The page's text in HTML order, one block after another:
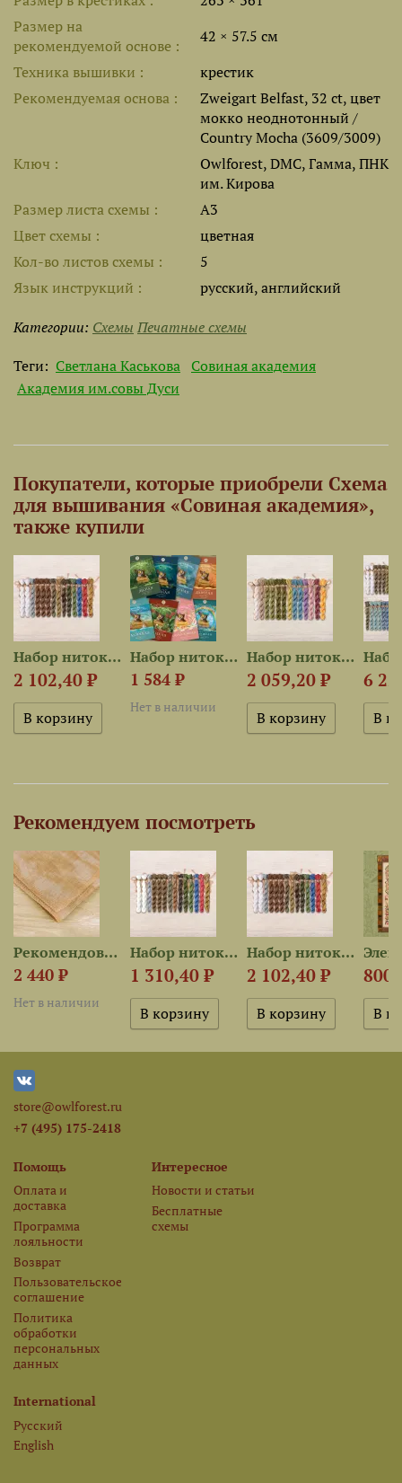
Размер на
рекомендуемой основе
42 × 57.5 см
Техника вышивки
крестик
Рекомендуемая основа
Zweigart Belfast, 32 ct, цвет
мокко неоднотонный /
Country Mocha (3609/3009)
Ключ
Owlforest, DMC, Гамма, ПНК
им. Кирова
Размер листа cхемы
A3
Цвет схемы
цветная
Кол-во листов схемы
5
Язык инструкций
русский, английский
Категории: Схемы Печатные схемы
Теги: Светлана Каськова Совиная академия
Академия им.совы Дуси
Покупатели, которые приобрели Схема
для вышивания «Совиная академия»,
также купили
Набор ниток OwlForest для...
2 102,40 ₽
Набор ниток сюрприз «Сова в...
1 584 ₽
Нет в наличии
Набор ниток OwlForest для...
2 059,20 ₽ 6
Рекомендуем посмотреть
Рекомендованная ткань для...
2 440 ₽
Нет в наличии
Набор ниток OwlForest для...
1 310,40 ₽
Набор ниток OwlForest для...
2 102,40 ₽ 800
store@owlforest.ru
+7 (495) 175-2418
Помощь
Оплата и
доставка
Программа
лояльности
Возврат
Пользовательское
соглашение
Политика
обработки
персональных
данных
Интересное
Новости и статьи
Бесплатные
схемы
International
Русский
English